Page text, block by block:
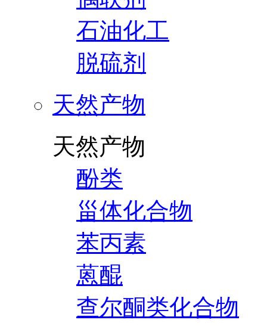
石油化工
脱硫剂
天然产物
天然产物
酚类
甾体化合物
苯丙素
蒽醌
查尔酮类化合物